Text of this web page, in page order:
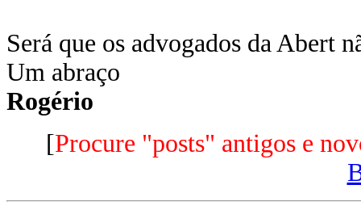
Será que os advogados da Abert
Um abraço
Rogério
[Procure "posts" antigos e